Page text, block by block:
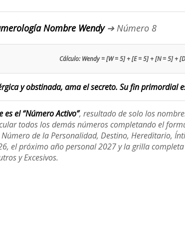
Nombre Wendy➔ Número 8
Cálculo: Wendy = [W = 5] + [E = 5] + [N = 5] +
y obstinada, ama el secreto. Su fin primordial
es el “Número Activo”, resultado de solo los
todos los demás números completando el
de la Personalidad, Destino, Hereditario,
el próximo año personal 2027 y la grilla
y Excesivos.